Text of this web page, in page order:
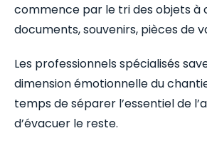
commence par le tri des objets à
documents, souvenirs, pièces de
Les professionnels spécialisés
dimension émotionnelle du
temps de séparer l’essentiel de
d’évacuer le reste.